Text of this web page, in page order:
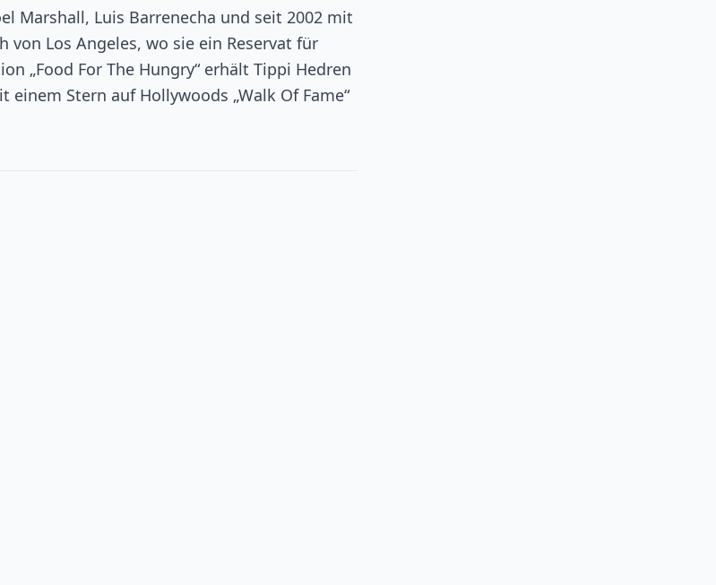
Marshall, Luis Barrenecha und seit 2002 mit
Los Angeles, wo sie ein Reservat für
„Food For The Hungry“ erhält Tippi Hedren
Stern auf Hollywoods „Walk Of Fame“